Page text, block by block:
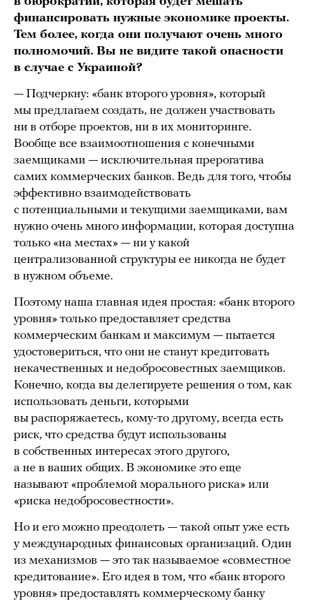
финансировать нужные экономике проекты.
Тем более, когда они получают очень много
полномочий. Вы не видите такой опасности
в случае с Украиной?
— Подчеркну: «банк второго уровня», который
мы предлагаем создать, не должен участвовать
ни в отборе проектов, ни в их мониторинге.
Вообще все взаимоотношения с конечными
заемщиками — исключительная прерогатива
самих коммерческих банков. Ведь для того, чтобы
эффективно взаимодействовать
с потенциальными и текущими заемщиками, вам
нужно очень много информации, которая доступна
только «на местах» — ни у какой
централизованной структуры ее никогда не будет
в нужном объеме.
Поэтому наша главная идея простая: «банк второго
уровня» только предоставляет средства
коммерческим банкам и максимум — пытается
удостовериться, что они не станут кредитовать
некачественных и недобросовестных заемщиков.
Конечно, когда вы делегируете решения о том, как
использовать деньги, которыми
вы распоряжаетесь, кому-то другому, всегда есть
риск, что средства будут использованы
в собственных интересах этого другого,
а не в ваших общих. В экономике это еще
называют «проблемой морального риска» или
«риска недобросовестности».
Но и его можно преодолеть — такой опыт уже есть
у международных финансовых организаций. Один
из механизмов — это так называемое «совместное
кредитование». Его идея в том, что «банк второго
уровня» предоставлять коммерческому банку